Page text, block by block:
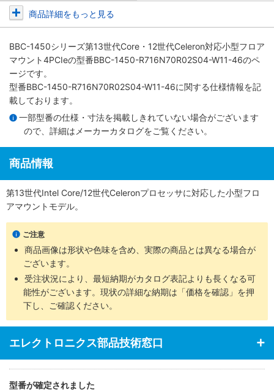
商品詳細をもっと見る
BBC-1450シリーズ第13世代Core・12世代Celeron対応小型フロア
マウント4PCIeの型番BBC-1450-R716N70R02S04-W11-46のペ
ージです。
型番BBC-1450-R716N70R02S04-W11-46に関する仕様情報を記
載しております。
一部型番の仕様・寸法を掲載しきれていない場合がございます
ので、詳細は メーカーカタログをご覧ください。
商品情報
第13世代Intel Core/12世代Celeronプロセッサに対応した小型フロ
アマウントモデル。
ご注意
商品画像は形状や色味を含め、実際の商品とは異なる場合が
ございます。
受注状況により、最短納期がカタログ表記よりも長くなる可
能性がございます。現状の詳細な納期は「価格を確認」を押
下し、ご確認ください。
エレクトロニクス部品技術窓口
型番が確定されました